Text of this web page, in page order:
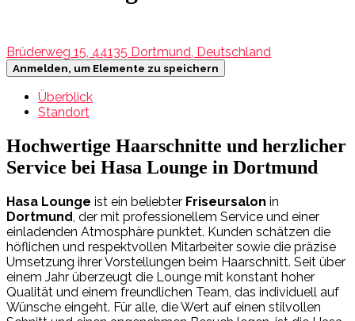
Brüderweg 15, 44135 Dortmund, Deutschland
Anmelden, um Elemente zu speichern
Überblick
Standort
Hochwertige Haarschnitte und herzlicher
Service bei Hasa Lounge in Dortmund
Hasa Lounge ist ein beliebter Friseursalon in
Dortmund, der mit professionellem Service und einer
einladenden Atmosphäre punktet. Kunden schätzen die
höflichen und respektvollen Mitarbeiter sowie die präzise
Umsetzung ihrer Vorstellungen beim Haarschnitt. Seit über
einem Jahr überzeugt die Lounge mit konstant hoher
Qualität und einem freundlichen Team, das individuell auf
Wünsche eingeht. Für alle, die Wert auf einen stilvollen